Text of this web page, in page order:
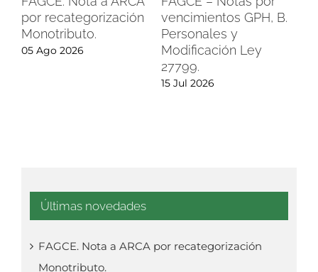
por recategorización
Monotributo.
05 Ago 2026
vencimientos GPH, B.
Personales y
Modificación Ley
27799.
15 Jul 2026
Últimas novedades
FAGCE. Nota a ARCA por recategorización
Monotributo.